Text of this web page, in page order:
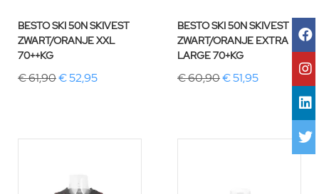
BESTO SKI 50N SKIVEST
ZWART/ORANJE XXL
70++KG
€ 61,90€ 52,95
BESTO SKI 50N SKIVEST
ZWART/ORANJE EXTRA
LARGE 70+KG
€ 60,90€ 51,95